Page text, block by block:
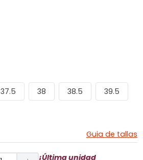
37.5 38 38.5 39.5
Guia de tallas
¡Última unidad